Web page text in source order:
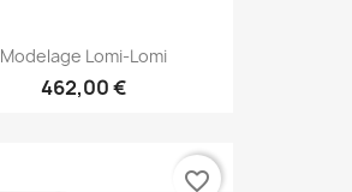
Modelage Lomi-Lomi
462,00 €
favorite_border